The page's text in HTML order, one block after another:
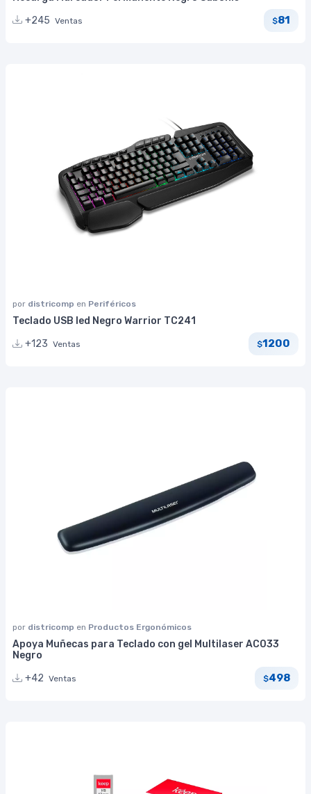
+245 Ventas $81
por districomp en Periféricos
Teclado USB led Negro Warrior TC241
+123 Ventas $1200
por districomp en Productos Ergonómicos
Apoya Muñecas para Teclado con gel Multilaser AC033
Negro
+42 Ventas $498